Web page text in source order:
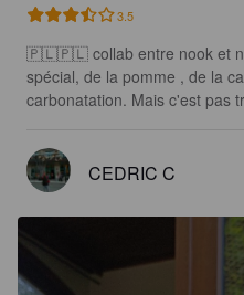
3.5
🇵🇱🇵🇱 collab entre nook et
spécial, de la pomme , de la
carbonatation. Mais c'est pas
CEDRIC C